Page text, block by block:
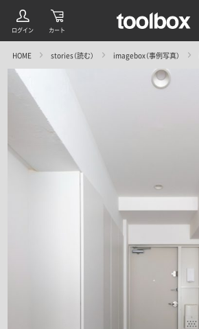
HOME stories（読む） imagebox（事例写真）